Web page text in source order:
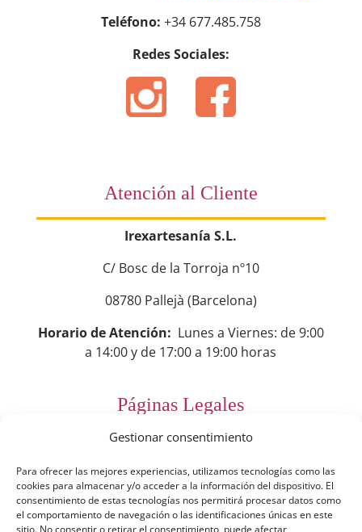
Gestionar consentimiento
Para ofrecer las mejores experiencias, utilizamos tecnologías como las
cookies para almacenar y/o acceder a la información del dispositivo. El
consentimiento de estas tecnologías nos permitirá procesar datos como
el comportamiento de navegación o las identificaciones únicas en este
sitio. No consentir o retirar el consentimiento, puede afectar
Teléfono: +34 677.485.758
Redes Sociales:
Atención al Cliente
Irexartesanía S.L.
C/ Bosc de la Torroja nº10
08780 Pallejà (Barcelona)
Horario de Atención: Lunes a Viernes: de 9:00
a 14:00 y de 17:00 a 19:00 horas
Páginas Legales
Preguntas Frecuentes
Aviso Legal
Política de Privacidad